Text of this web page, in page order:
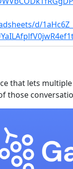
d/
that lets
those